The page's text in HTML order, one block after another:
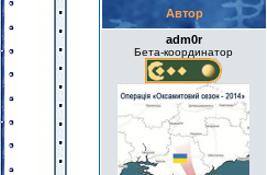
Автор
adm0r
Бета-координатор